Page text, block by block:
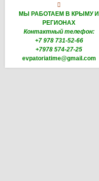

МЫ РАБОТАЕМ В КРЫМУ И
РЕГИОНАХ
Контактный телефон:
+7 978 731-52-66
+7978 574-27-25
evpatoriatime@gmail.com